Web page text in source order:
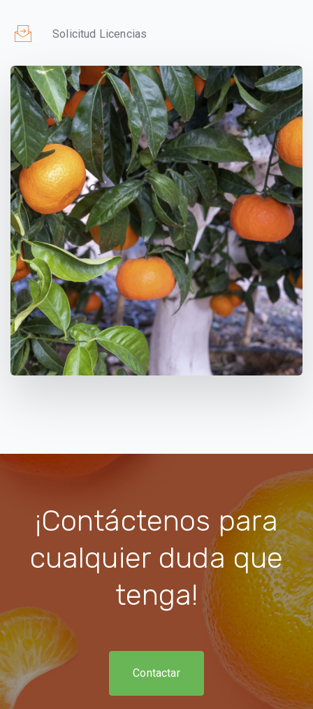
Solicitud Licencias
¡Contáctenos para
cualquier duda que
tenga!
Contactar